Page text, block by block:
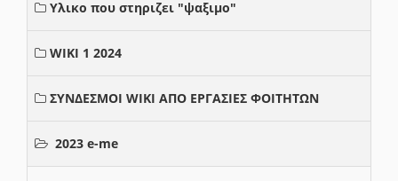
Υλικο που στηριζει "ψαξιμο"
WIKI 1 2024
ΣΥΝΔΕΣΜΟΙ WIKI ΑΠΟ ΕΡΓΑΣΙΕΣ ΦΟΙΤΗΤΩΝ
2023 e-me